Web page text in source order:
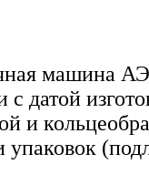
машина
с датой
и
упаковок